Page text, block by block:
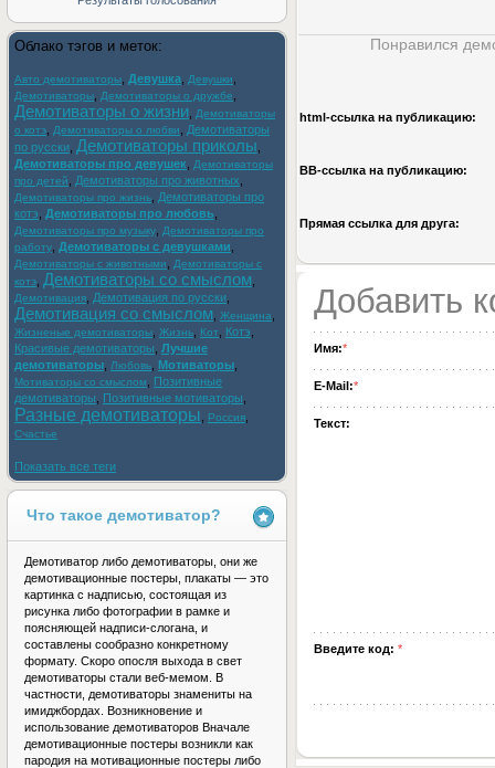
Понравился
html-cсылка на публикацию:
BB-cсылка на публикацию:
Прямая ссылка для друга:
Добавить
Имя:*
E-Mail:*
Текст:
Введите код: *
Облако тэгов и меток:
Авто демотиваторы Девушка Девушки
Демотиваторы Демотиваторы о дружбе
Демотиваторы о жизни
Демотиваторы
о котэ
Демотиваторы о любви
Демотиваторы
по русски Демотиваторы приколы
Демотиваторы про девушек
Демотиваторы
про детей
Демотиваторы про животных
Демотиваторы про жизнь
Демотиваторы про
котэ
Демотиваторы про любовь
Демотиваторы про музыку
Демотиваторы про
работу
Демотиваторы с девушками
Демотиваторы с животными
Демотиваторы с
котэ
Демотиваторы со смыслом
Демотивация Демотивация по русски
Демотивация со смыслом Женщина
Жизненые демотиваторы Жизнь Кот Котэ
Красивые демотиваторы Лучшие
демотиваторы
Любовь Мотиваторы
Мотиваторы со смыслом
Позитивные
демотиваторы
Позитивные мотиваторы
Разные демотиваторы Россия
Счастье
Показать все теги
Что такое демотиватор?
Демотиватор либо демотиваторы, они же
демотивационные постеры, плакаты — это
картинка с надписью, состоящая из
рисунка либо фотографии в рамке и
поясняющей надписи-слогана, и
составлены сообразно конкретному
формату. Скоро опосля выхода в свет
демотиваторы стали веб-мемом. В
частности, демотиваторы знамениты на
имиджбордах. Возникновение и
использование демотиваторов Вначале
демотивационные постеры возникли как
пародия на мотивационные постеры либо